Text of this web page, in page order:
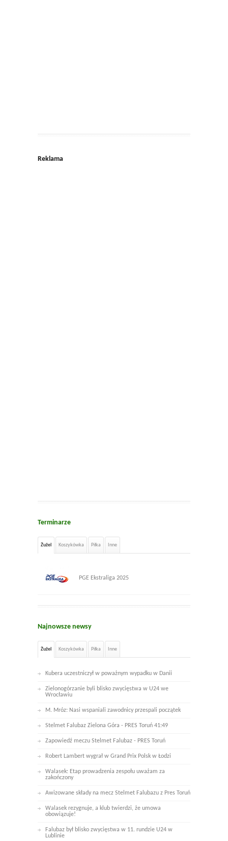
Reklama
Terminarze
Żużel Koszykówka Piłka Inne
PGE Ekstraliga 2025
Najnowsze newsy
Żużel Koszykówka Piłka Inne
Kubera uczestniczył w poważnym wypadku w Danii
Zielonogórzanie byli blisko zwycięstwa w U24 we
Wrocławiu
M. Mróz: Nasi wspaniali zawodnicy przespali początek
Stelmet Falubaz Zielona Góra - PRES Toruń 41:49
Zapowiedź meczu Stelmet Falubaz - PRES Toruń
Robert Lambert wygrał w Grand Prix Polsk w Łodzi
Walasek: Etap prowadzenia zespołu uważam za
zakończony
Awizowane składy na mecz Stelmet Falubazu z Pres Toruń
Walasek rezygnuje, a klub twierdzi, że umowa
obowiązuje!
Falubaz był blisko zwycięstwa w 11. rundzie U24 w
Lublinie